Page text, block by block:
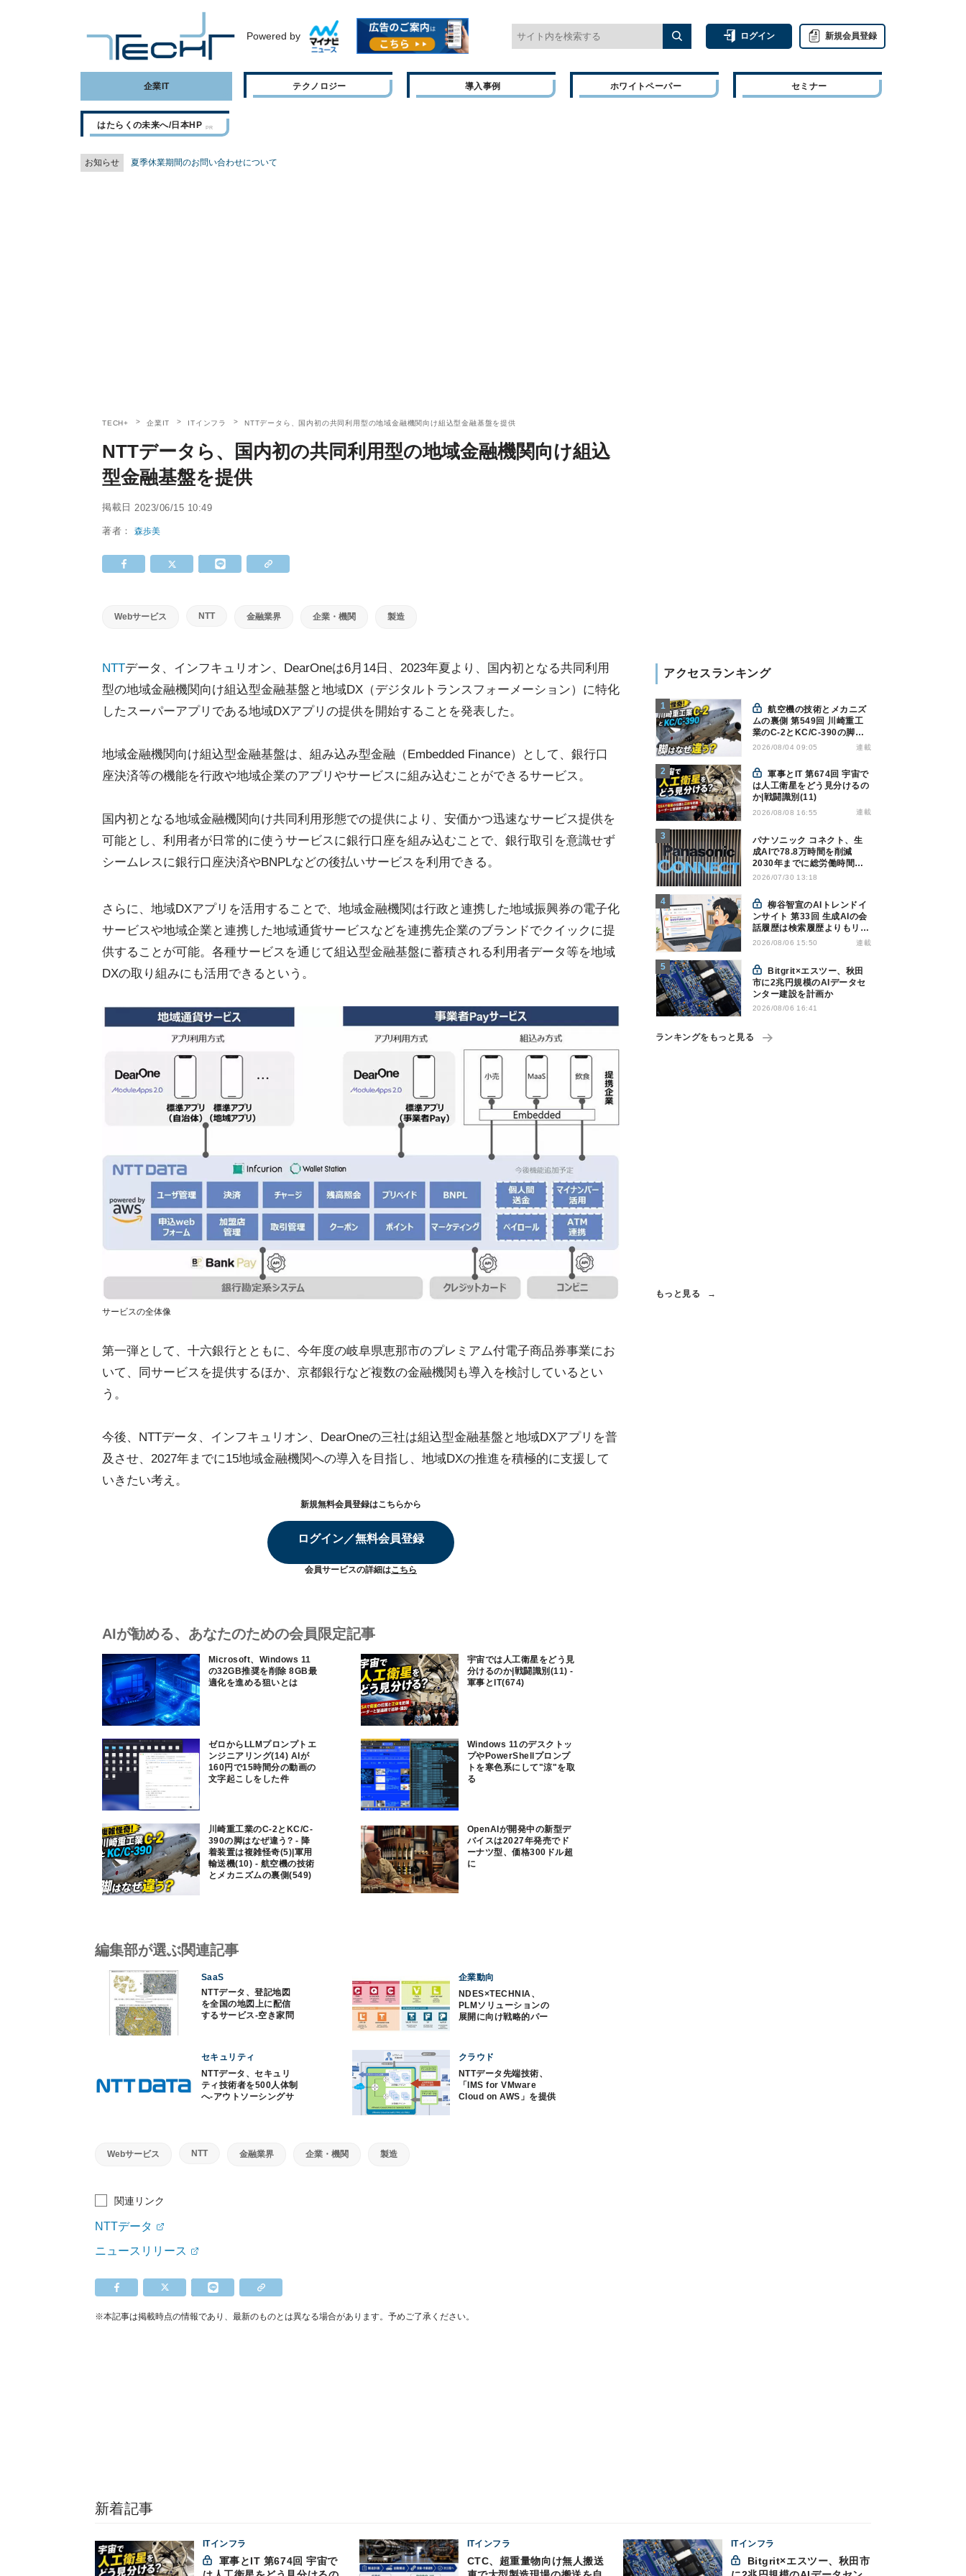
Powered by ログイン 新規会員登録
企業IT テクノロジー 導入事例 ホワイトペーパー セミナー
はたらくの未来へ/日本HP
お知らせ 夏季休業期間のお問い合わせについて
TECH+ 企業IT ITインフラ NTTデータら、国内初の共同利用型の地域金融機関向け組込型金融基盤を提供
NTTデータら、国内初の共同利用型の地域金融機関向け組込
型金融基盤を提供
掲載日 2023/06/15 10:49
著者：森歩美
Webサービス NTT 金融業界 企業・機関 製造
NTTデータ、インフキュリオン、DearOneは6月14日、2023年夏より、国内初となる共同利用
型の地域金融機関向け組込型金融基盤と地域DX（デジタルトランスフォーメーション）に特化
したスーパーアプリである地域DXアプリの提供を開始することを発表した。
地域金融機関向け組込型金融基盤は、組み込み型金融（Embedded Finance）として、銀行口
座決済等の機能を行政や地域企業のアプリやサービスに組み込むことができるサービス。
国内初となる地域金融機関向け共同利用形態での提供により、安価かつ迅速なサービス提供を
可能とし、利用者が日常的に使うサービスに銀行口座を組み込むことで、銀行取引を意識せず
シームレスに銀行口座決済やBNPLなどの後払いサービスを利用できる。
さらに、地域DXアプリを活用することで、地域金融機関は行政と連携した地域振興券の電子化
サービスや地域企業と連携した地域通貨サービスなどを連携先企業のブランドでクイックに提
供することが可能。各種サービスを通じて組込型金融基盤に蓄積される利用者データ等を地域
DXの取り組みにも活用できるという。
サービスの全体像
第一弾として、十六銀行とともに、今年度の岐阜県恵那市のプレミアム付電子商品券事業にお
いて、同サービスを提供するほか、京都銀行など複数の金融機関も導入を検討しているとい
う。
今後、NTTデータ、インフキュリオン、DearOneの三社は組込型金融基盤と地域DXアプリを普
及させ、2027年までに15地域金融機関への導入を目指し、地域DXの推進を積極的に支援して
いきたい考え。
新規無料会員登録はこちらから
ログイン／無料会員登録
会員サービスの詳細はこちら
AIが勧める、あなたのための会員限定記事
Microsoft、Windows 11
の32GB推奨を削除 8GB最
適化を進める狙いとは
宇宙では人工衛星をどう見
分けるのか|戦闘識別(11) -
軍事とIT(674)
ゼロからLLMプロンプトエ
ンジニアリング(14) AIが
160円で15時間分の動画の
文字起こしをした件
Windows 11のデスクトッ
プやPowerShellプロンプ
トを寒色系にして"涼"を取
る
川崎重工業のC-2とKC/C-
390の脚はなぜ違う? - 降
着装置は複雑怪奇(5)|軍用
輸送機(10) - 航空機の技術
とメカニズムの裏側(549)
OpenAIが開発中の新型デ
バイスは2027年発売でド
ーナツ型、価格300ドル超
に
アクセスランキング
航空機の技術とメカニズ
ムの裏側 第549回 川崎重工
業のC-2とKC/C-390の脚は
なぜ違う? - 降着装置は複雑
2026/08/04 09:05 連載
軍事とIT 第674回 宇宙で
は人工衛星をどう見分けるの
か|戦闘識別(11)
2026/08/08 16:55 連載
パナソニック コネクト、生
成AIで78.8万時間を削減
2030年までに総労働時間
10％削減へ
2026/07/30 13:18
柳谷智宣のAIトレンドイ
ンサイト 第33回 生成AIの会
話履歴は検索履歴よりもリス
キー？今のうちに情報漏洩対
2026/08/06 15:50 連載
市に2兆円規模のAIデータセ
ンター建設を計画か
2026/08/06 16:41
ランキングをもっと見る
もっと見る
編集部が選ぶ関連記事
SaaS
NTTデータ、登記地図
を全国の地図上に配信
するサービス‐空き家問
企業動向
NDES×TECHNIA、
PLMソリューションの
展開に向け戦略的パー
セキュリティ
NTTデータ、セキュリ
ティ技術者を500人体制
へ‐アウトソーシングサ
クラウド
NTTデータ先端技術、
「IMS for VMware
Cloud on AWS」を提供
Webサービス NTT 金融業界 企業・機関 製造
関連リンク
NTTデータ
ニュースリリース
※本記事は掲載時点の情報であり、最新のものとは異なる場合があります。予めご了承ください。
新着記事
ITインフラ ITインフラ
CTC、超重量物向け無人搬送
ITインフラ